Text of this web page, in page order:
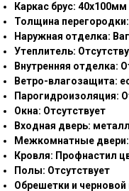
Каркас брус: 40х100мм
Толщина
Наружная отделка:
Утеплитель:
Внутренняя отделка:
Ветро-влагозащита:
Парогидроизоляция:
Окна: Отсутствует
Входная дверь:
Межкомнатные двери:
Кровля: Профнастил
Полы: Отсутствует
Обрешетки и